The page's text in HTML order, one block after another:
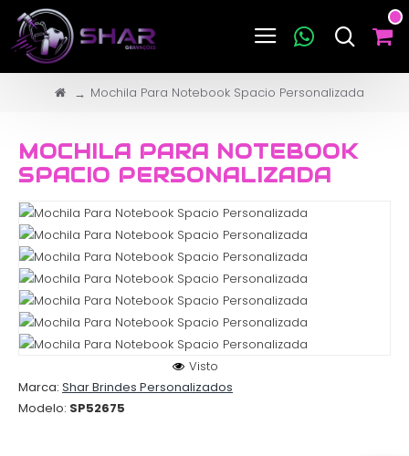
Mochila Para Notebook Spacio Personalizada
MOCHILA PARA NOTEBOOK
SPACIO PERSONALIZADA
Marca: Shar Brindes Personalizados
Modelo: SP52675
Visto